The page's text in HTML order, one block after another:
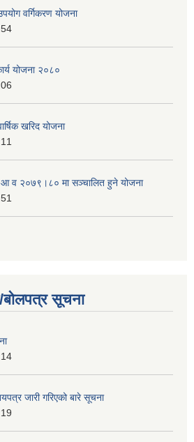
वर्गिकरण योजना
योजना २०८०
खरिद योजना
आ व २०७९।८० मा सञ्चालित हुने योजना
बोलपत्र सूचना
जारी गरिएको बारे सूचना